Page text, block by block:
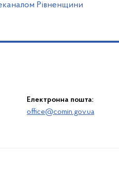
Рівненщини
Електронна пошта:
office@comin.gov.ua